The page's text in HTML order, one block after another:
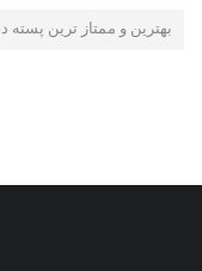
بهترین و ممتاز ترین